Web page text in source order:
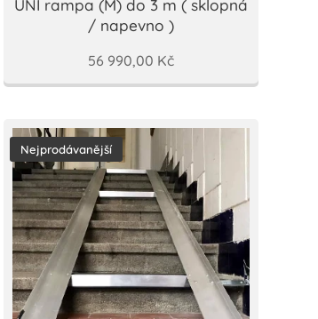
UNI rampa (M) do 3 m ( sklopná
/ napevno )
56 990,00 Kč
Nejprodávanější